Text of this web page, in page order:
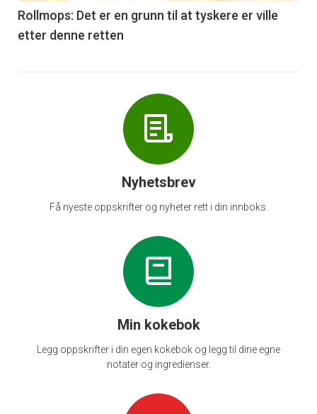
6
Rollmops: Det er en grunn til at tyskere er ville
etter denne retten
Nyhetsbrev
Få nyeste oppskrifter og nyheter rett i din innboks.
Min kokebok
Legg oppskrifter i din egen kokebok og legg til dine egne
notater og ingredienser.